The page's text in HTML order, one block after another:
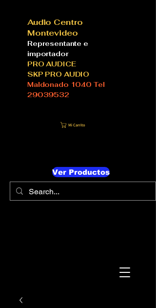
Audio Centro
Montevideo
Representante e
importador
PRO AUDICE
SKP PRO AUDIO
Maldonado 1040 Tel
29039532
Mi Carrito
Ver Productos